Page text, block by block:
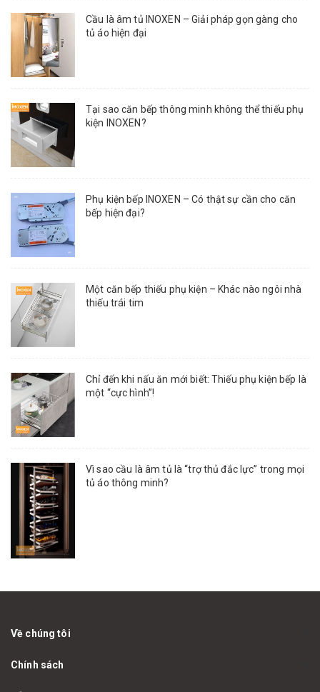
Cầu là âm tủ INOXEN – Giải pháp gọn gàng cho
tủ áo hiện đại
Tại sao căn bếp thông minh không thể thiếu phụ
kiện INOXEN?
Phụ kiện bếp INOXEN – Có thật sự cần cho căn
bếp hiện đại?
Một căn bếp thiếu phụ kiện – Khác nào ngôi nhà
thiếu trái tim
Chỉ đến khi nấu ăn mới biết: Thiếu phụ kiện bếp là
một “cực hình”!
Vì sao cầu là âm tủ là “trợ thủ đắc lực” trong mọi
tủ áo thông minh?
Về chúng tôi
Chính sách